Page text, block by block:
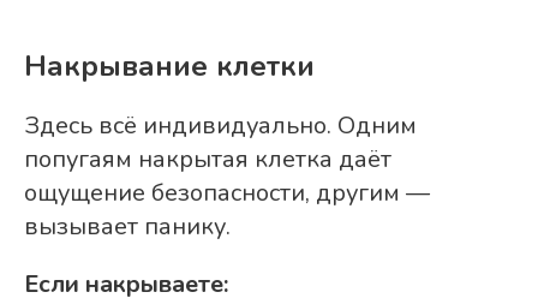
Накрывание клетки
Здесь всё индивидуально. Одним
попугаям накрытая клетка даёт
ощущение безопасности, другим —
вызывает панику.
Если накрываете: